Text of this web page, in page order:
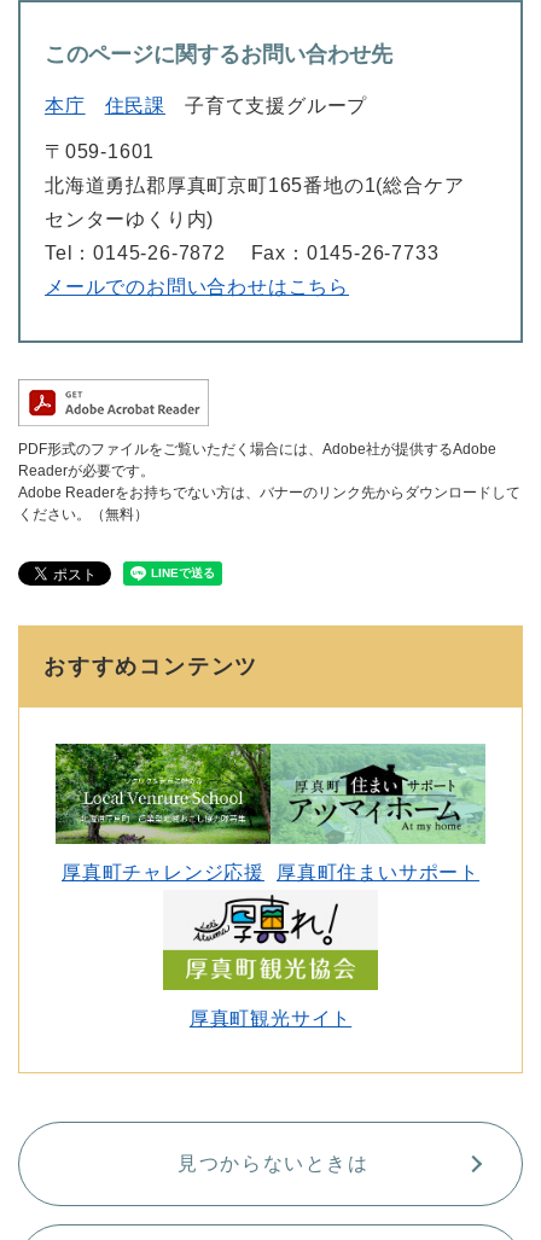
このページに関するお問い合わせ先
本庁 住民課 子育て支援グループ
〒059-1601
北海道勇払郡厚真町京町165番地の1(総合ケア
センターゆくり内)
Tel：0145-26-7872
Fax：0145-26-7733
メールでのお問い合わせはこちら
PDF形式のファイルをご覧いただく場合には、Adobe社が提供するAdobe
Readerが必要です。
Adobe Readerをお持ちでない方は、バナーのリンク先からダウンロードして
ください。（無料）
おすすめコンテンツ
厚真町チャレンジ応援 厚真町住まいサポート
厚真町観光サイト
見つからないときは